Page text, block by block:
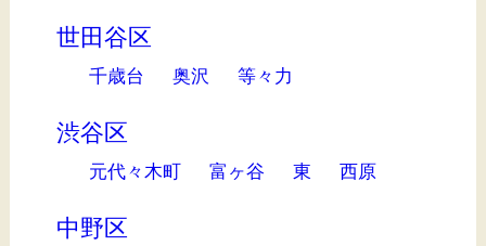
世田谷区
千歳台 奥沢 等々力
渋谷区
元代々木町 富ヶ谷 東 西原
中野区